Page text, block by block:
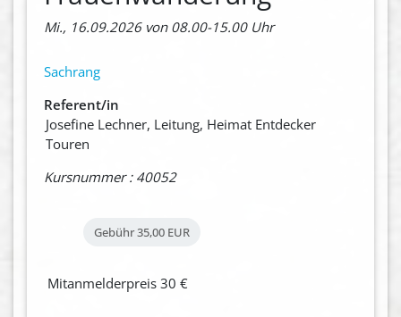
Mi., 16.09.2026 von 08.00-15.00 Uhr
Sachrang
Referent/in
Josefine Lechner, Leitung, Heimat Entdecker
Touren
Kursnummer : 40052
Gebühr35,00 EUR
Mitanmelderpreis 30 €